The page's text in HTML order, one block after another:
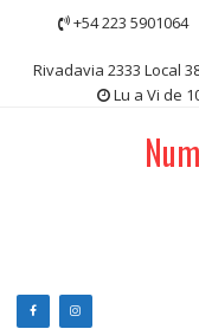
contenido
+54 223 5901064
Rivadavia 2333 Local
Lu a Vi de